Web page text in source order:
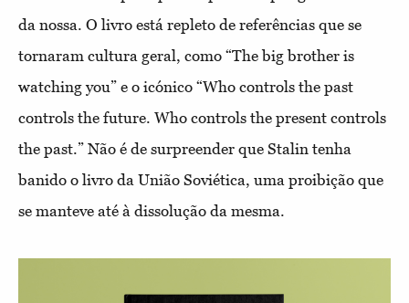
da nossa. O livro está repleto de referências que se
tornaram cultura geral, como “The big brother is
watching you” e o icónico “Who controls the past
controls the future. Who controls the present controls
the past.” Não é de surpreender que Stalin tenha
banido o livro da União Soviética, uma proibição que
se manteve até à dissolução da mesma.